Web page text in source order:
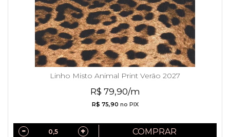
Linho Misto Animal Print Verão 2027
R$ 79,90/m
R$ 75,90 no PIX
COMPRAR